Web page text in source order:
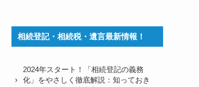
相続登記・相続税・遺言最新情報！
2024年スタート！「相続登記の義務
化」をやさしく徹底解説：知っておき